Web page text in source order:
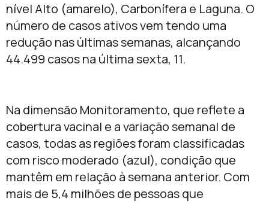
nível Alto (amarelo), Carbonífera e Laguna. O
número de casos ativos vem tendo uma
redução nas últimas semanas, alcançando
44.499 casos na última sexta, 11.
Na dimensão Monitoramento, que reflete a
cobertura vacinal e a variação semanal de
casos, todas as regiões foram classificadas
com risco moderado (azul), condição que
mantêm em relação à semana anterior. Com
mais de 5,4 milhões de pessoas que